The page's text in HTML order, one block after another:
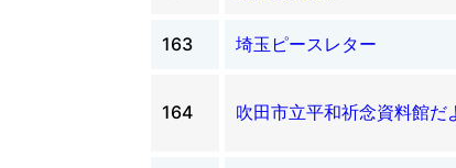
163 埼玉ピースレター
164 吹田市立平和祈念資料館だ